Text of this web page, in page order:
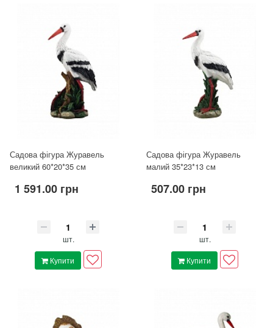
Садова фігура Журавель
великий 60*20*35 см
1 591.00 грн
шт.
Купити
Садова фігура Журавель
малий 35*23*13 см
507.00 грн
шт.
Купити